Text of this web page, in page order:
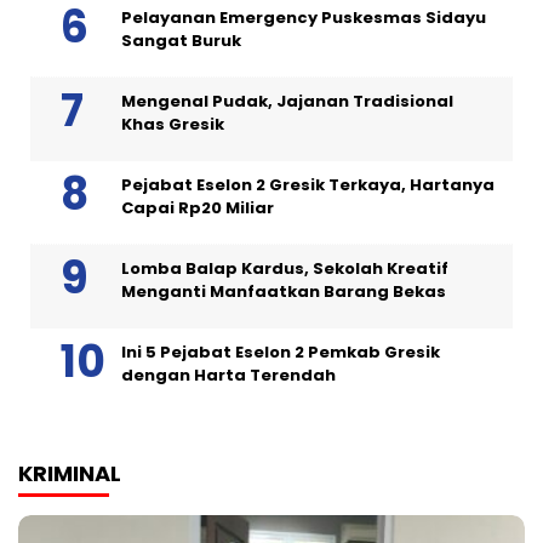
Pelayanan Emergency Puskesmas Sidayu
Sangat Buruk
Mengenal Pudak, Jajanan Tradisional
Khas Gresik
Pejabat Eselon 2 Gresik Terkaya, Hartanya
Capai Rp20 Miliar
Lomba Balap Kardus, Sekolah Kreatif
Menganti Manfaatkan Barang Bekas
Ini 5 Pejabat Eselon 2 Pemkab Gresik
dengan Harta Terendah
KRIMINAL